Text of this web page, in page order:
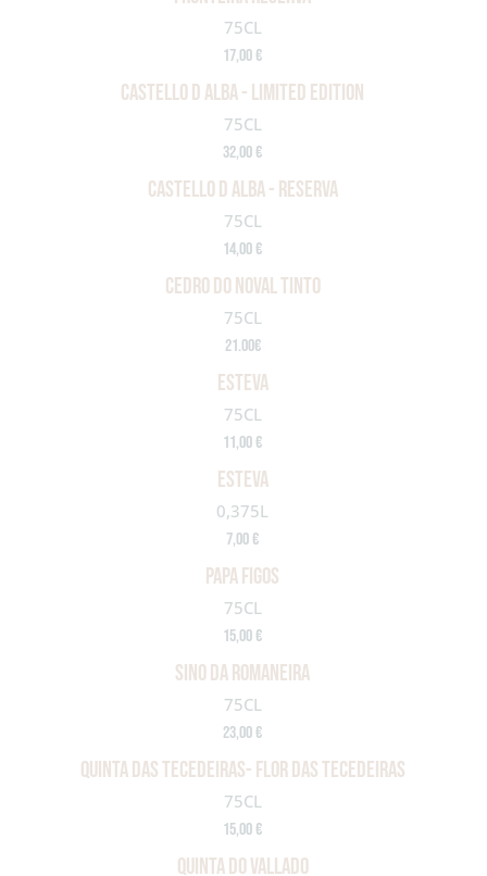
75CL
17,00 €
CASTELLO D ALBA - LIMITED EDITION
75CL
32,00 €
CASTELLO D ALBA - RESERVA
75CL
14,00 €
cedro do noval tinto
75CL
21.00€
ESTEVA
75CL
11,00 €
ESTEVA
0,375L
7,00 €
PAPA FIGOS
75CL
15,00 €
SINO DA ROMANEIRA
75CL
23,00 €
QUINTA DAS TECEDEIRAS- FLOR DAS TECEDEIRAS
75CL
15,00 €
QUINTA DO VALLADO